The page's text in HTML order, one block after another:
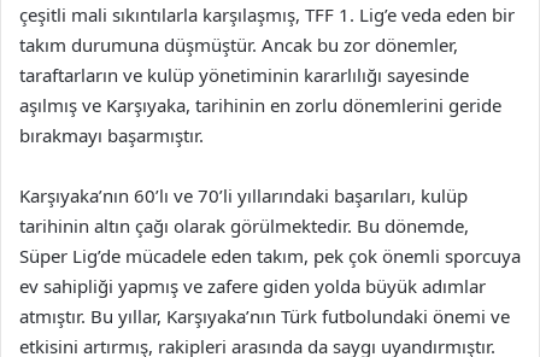
çeşitli mali sıkıntılarla karşılaşmış, TFF 1. Lig’e veda eden bir
takım durumuna düşmüştür. Ancak bu zor dönemler,
taraftarların ve kulüp yönetiminin kararlılığı sayesinde
aşılmış ve Karşıyaka, tarihinin en zorlu dönemlerini geride
bırakmayı başarmıştır.
Karşıyaka’nın 60’lı ve 70’li yıllarındaki başarıları, kulüp
tarihinin altın çağı olarak görülmektedir. Bu dönemde,
Süper Lig’de mücadele eden takım, pek çok önemli sporcuya
ev sahipliği yapmış ve zafere giden yolda büyük adımlar
atmıştır. Bu yıllar, Karşıyaka’nın Türk futbolundaki önemi ve
etkisini artırmış, rakipleri arasında da saygı uyandırmıştır.